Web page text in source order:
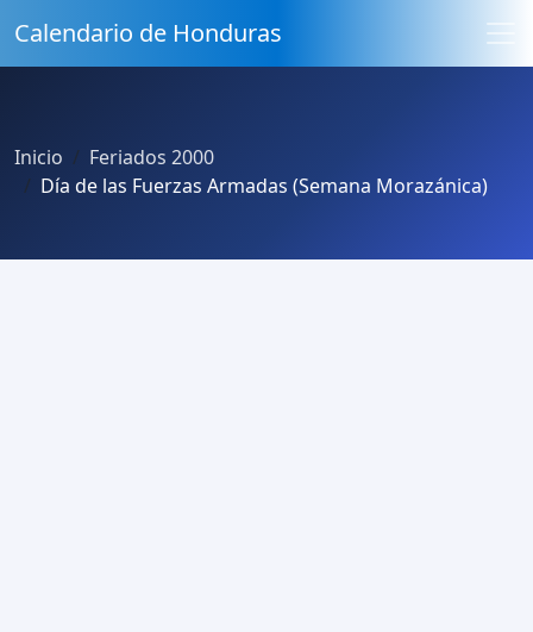
Calendario de Honduras
Inicio
Feriados 2000
Día de las Fuerzas Armadas (Semana Morazánica)